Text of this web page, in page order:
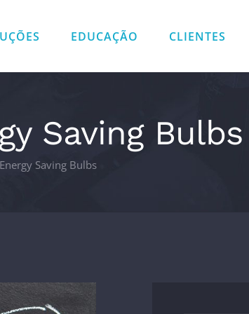
EDUCAÇÃO CLIENTES
Saving Bulbs
Saving Bulbs